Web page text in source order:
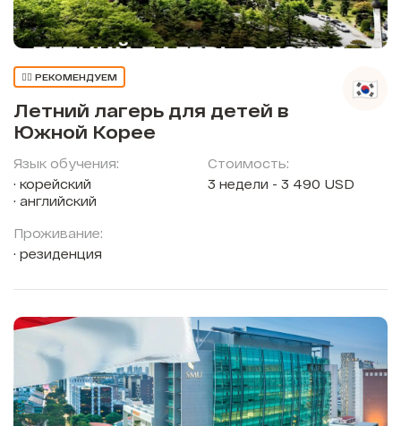
👍🏼 РЕКОМЕНДУЕМ
Летний лагерь для детей в
Южной Корее
Язык обучения:
корейский
английский
Проживание:
резиденция
Стоимость:
3 недели - 3 490 USD